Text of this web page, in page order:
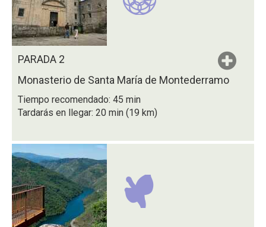
PARADA 2
Monasterio de Santa María de Montederramo
Tiempo recomendado: 45 min
Tardarás en llegar: 20 min (19 km)